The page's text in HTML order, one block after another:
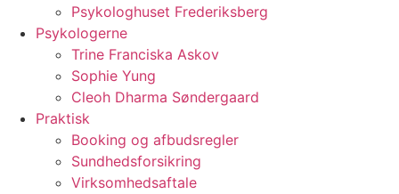
Psykologhuset Frederiksberg
Psykologerne
Trine Franciska Askov
Sophie Yung
Cleoh Dharma Søndergaard
Praktisk
Booking og afbudsregler
Sundhedsforsikring
Virksomhedsaftale